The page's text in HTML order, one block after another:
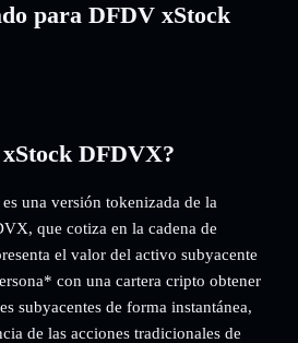
para DFDV xStock
DFDVX?
una versión tokenizada de la
que cotiza en la cadena de
el valor del activo subyacente
con una cartera cripto obtener
subyacentes de forma instantánea,
de las acciones tradicionales de